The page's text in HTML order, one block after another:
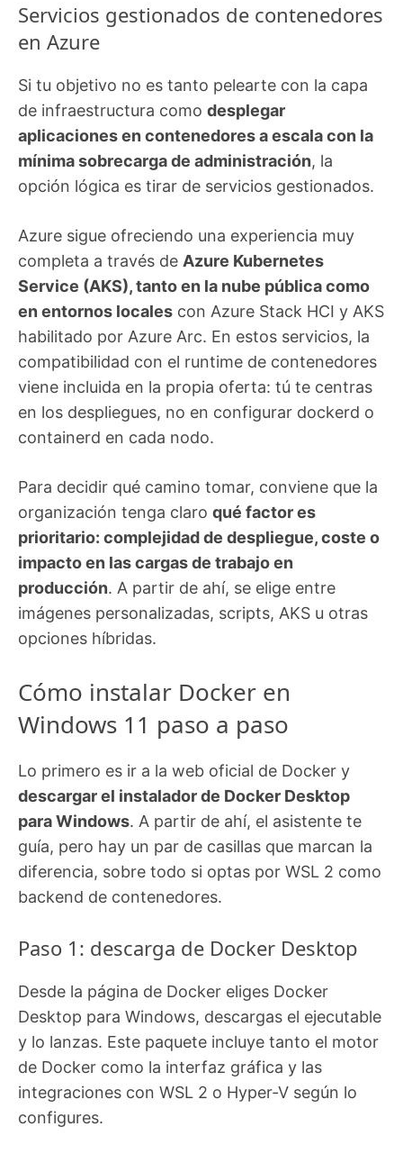
Servicios gestionados de contenedores
en Azure
Si tu objetivo no es tanto pelearte con la capa
de infraestructura como desplegar
aplicaciones en contenedores a escala con la
mínima sobrecarga de administración, la
opción lógica es tirar de servicios gestionados.
Azure sigue ofreciendo una experiencia muy
completa a través de Azure Kubernetes
Service (AKS), tanto en la nube pública como
en entornos locales con Azure Stack HCI y AKS
habilitado por Azure Arc. En estos servicios, la
compatibilidad con el runtime de contenedores
viene incluida en la propia oferta: tú te centras
en los despliegues, no en configurar dockerd o
containerd en cada nodo.
Para decidir qué camino tomar, conviene que la
organización tenga claro qué factor es
prioritario: complejidad de despliegue, coste o
impacto en las cargas de trabajo en
producción. A partir de ahí, se elige entre
imágenes personalizadas, scripts, AKS u otras
opciones híbridas.
Cómo instalar Docker en
Windows 11 paso a paso
Lo primero es ir a la web oficial de Docker y
descargar el instalador de Docker Desktop
para Windows. A partir de ahí, el asistente te
guía, pero hay un par de casillas que marcan la
diferencia, sobre todo si optas por WSL 2 como
backend de contenedores.
Paso 1: descarga de Docker Desktop
Desde la página de Docker eliges Docker
Desktop para Windows, descargas el ejecutable
y lo lanzas. Este paquete incluye tanto el motor
de Docker como la interfaz gráfica y las
integraciones con WSL 2 o Hyper‑V según lo
configures.